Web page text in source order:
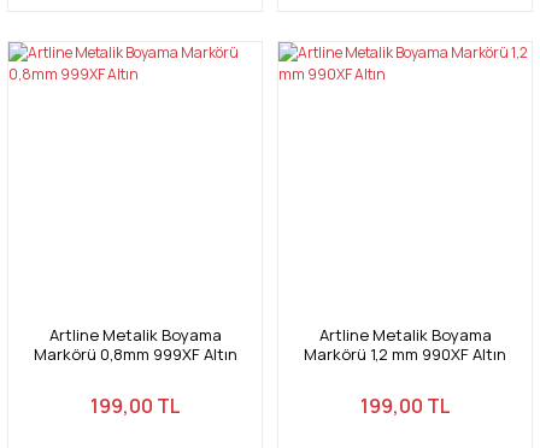
Artline Metalik Boyama
Markörü 0,8mm 999XF Altın
199,00 TL
Artline Metalik Boyama
Markörü 1,2 mm 990XF Altın
199,00 TL